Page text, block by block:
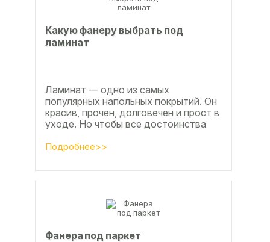
Какую фанеру выбрать под
ламинат
Ламинат — одно из самых
популярных напольных покрытий. Он
красив, прочен, долговечен и прост в
уходе. Но чтобы все достоинства
раскрылись, важно...
Подробнее>>
Фанера под паркет